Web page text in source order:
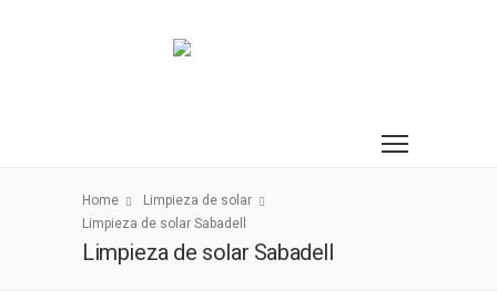
Home
Limpieza de solar
Limpieza de solar Sabadell
Limpieza de solar Sabadell